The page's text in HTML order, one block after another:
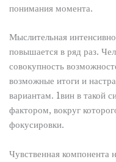
понимания момента.
Мыслительная
повышается в ряд раз.
совокупность
возможные итоги и
вариантам. 1вин в такой
фактором, вокруг
фокусировки.
Чувственная компонента